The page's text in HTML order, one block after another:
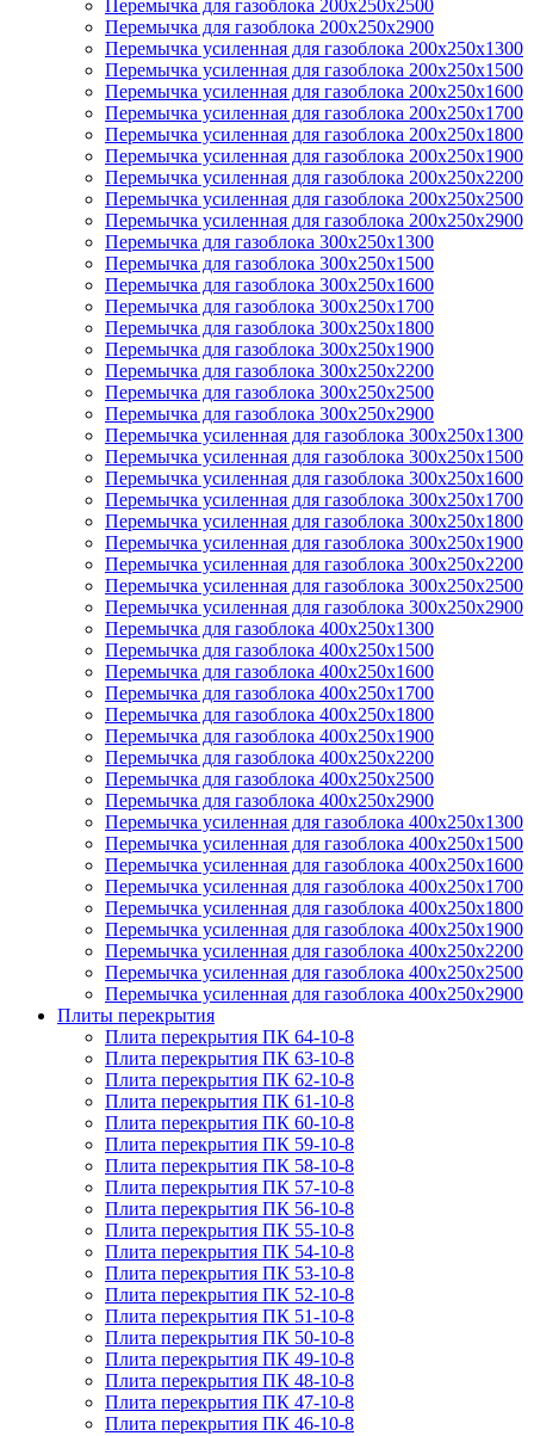
Перемычка для газоблока 200х250х2500
Перемычка для газоблока 200х250х2900
Перемычка усиленная для газоблока 200х250х1300
Перемычка усиленная для газоблока 200х250х1500
Перемычка усиленная для газоблока 200х250х1600
Перемычка усиленная для газоблока 200х250х1700
Перемычка усиленная для газоблока 200х250х1800
Перемычка усиленная для газоблока 200х250х1900
Перемычка усиленная для газоблока 200х250х2200
Перемычка усиленная для газоблока 200х250х2500
Перемычка усиленная для газоблока 200х250х2900
Перемычка для газоблока 300х250х1300
Перемычка для газоблока 300х250х1500
Перемычка для газоблока 300х250х1600
Перемычка для газоблока 300х250х1700
Перемычка для газоблока 300х250х1800
Перемычка для газоблока 300х250х1900
Перемычка для газоблока 300х250х2200
Перемычка для газоблока 300х250х2500
Перемычка для газоблока 300х250х2900
Перемычка усиленная для газоблока 300х250х1300
Перемычка усиленная для газоблока 300х250х1500
Перемычка усиленная для газоблока 300х250х1600
Перемычка усиленная для газоблока 300х250х1700
Перемычка усиленная для газоблока 300х250х1800
Перемычка усиленная для газоблока 300х250х1900
Перемычка усиленная для газоблока 300х250х2200
Перемычка усиленная для газоблока 300х250х2500
Перемычка усиленная для газоблока 300х250х2900
Перемычка для газоблока 400х250х1300
Перемычка для газоблока 400х250х1500
Перемычка для газоблока 400х250х1600
Перемычка для газоблока 400х250х1700
Перемычка для газоблока 400х250х1800
Перемычка для газоблока 400х250х1900
Перемычка для газоблока 400х250х2200
Перемычка для газоблока 400х250х2500
Перемычка для газоблока 400х250х2900
Перемычка усиленная для газоблока 400х250х1300
Перемычка усиленная для газоблока 400х250х1500
Перемычка усиленная для газоблока 400х250х1600
Перемычка усиленная для газоблока 400х250х1700
Перемычка усиленная для газоблока 400х250х1800
Перемычка усиленная для газоблока 400х250х1900
Перемычка усиленная для газоблока 400х250х2200
Перемычка усиленная для газоблока 400х250х2500
Перемычка усиленная для газоблока 400х250х2900
Плиты перекрытия
Плита перекрытия ПК 64-10-8
Плита перекрытия ПК 63-10-8
Плита перекрытия ПК 62-10-8
Плита перекрытия ПК 61-10-8
Плита перекрытия ПК 60-10-8
Плита перекрытия ПК 59-10-8
Плита перекрытия ПК 58-10-8
Плита перекрытия ПК 57-10-8
Плита перекрытия ПК 56-10-8
Плита перекрытия ПК 55-10-8
Плита перекрытия ПК 54-10-8
Плита перекрытия ПК 53-10-8
Плита перекрытия ПК 52-10-8
Плита перекрытия ПК 51-10-8
Плита перекрытия ПК 50-10-8
Плита перекрытия ПК 49-10-8
Плита перекрытия ПК 48-10-8
Плита перекрытия ПК 47-10-8
Плита перекрытия ПК 46-10-8